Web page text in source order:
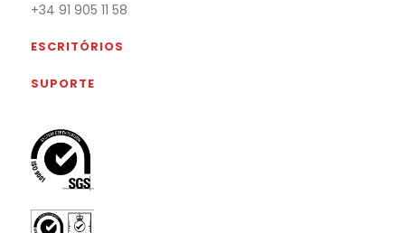
+34 91 905 11 58
ESCRITÓRIOS
SUPORTE